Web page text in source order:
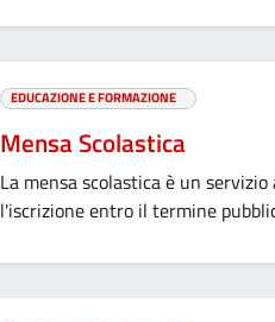
EDUCAZIONE E FORMAZIONE
Mensa Scolastica
La mensa scolastica è un
l'iscrizione entro il termine